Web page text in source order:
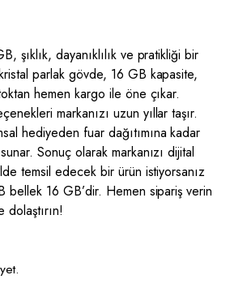
şıklık, dayanıklılık ve pratikliği bir
parlak gövde, 16 GB kapasite,
hemen kargo ile öne çıkar.
markanızı uzun yıllar taşır.
hediyeden fuar dağıtımına kadar
Sonuç olarak markanızı dijital
temsil edecek bir ürün istiyorsanız
bellek 16 GB’dir. Hemen sipariş verin